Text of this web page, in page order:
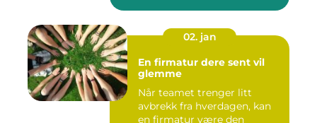
02. jan
En firmatur dere sent vil
glemme
Når teamet trenger litt
avbrekk fra hverdagen, kan
en firmatur være den